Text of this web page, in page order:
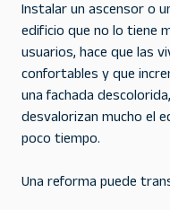
Instalar un ascensor o
edificio que no lo tiene
usuarios, hace que las
confortables y que
una fachada
desvalorizan mucho el
poco tiempo.
Una reforma puede